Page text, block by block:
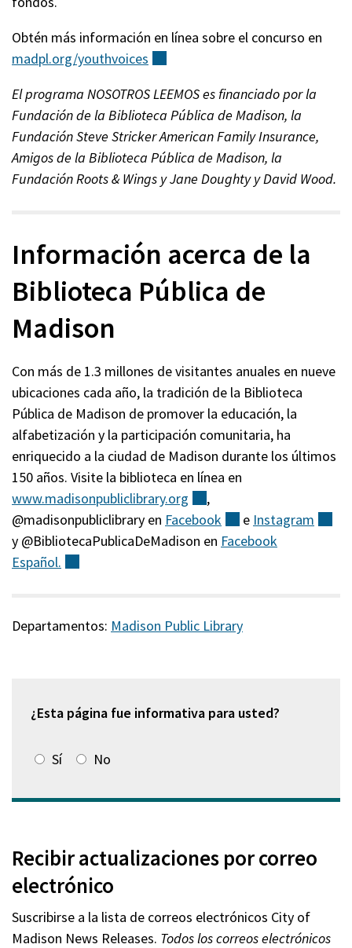
Obtén más información en línea sobre el concurso en
madpl.org/youthvoices
El programa NOSOTROS LEEMOS es financiado por la
Fundación de la Biblioteca Pública de Madison, la
Fundación Steve Stricker American Family Insurance,
Amigos de la Biblioteca Pública de Madison, la
Fundación Roots & Wings y Jane Doughty y David Wood.
Información acerca de la
Biblioteca Pública de
Madison
Con más de 1.3 millones de visitantes anuales en nueve
ubicaciones cada año, la tradición de la Biblioteca
Pública de Madison de promover la educación, la
alfabetización y la participación comunitaria, ha
enriquecido a la ciudad de Madison durante los últimos
150 años. Visite la biblioteca en línea en
www.madisonpubliclibrary.org
(externo)
,
@madisonpubliclibrary en Facebook (externo)
e Instagram
y @BibliotecaPublicaDeMadison en Facebook
Español.
Departamentos: Madison Public Library
¿Esta página fue informativa para usted?
Sí No
Recibir actualizaciones por correo
electrónico
Suscribirse a la lista de correos electrónicos City of
Madison News Releases. Todos los correos electrónicos